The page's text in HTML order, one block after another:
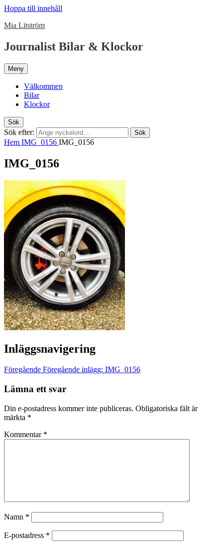
Hoppa till innehåll
Mia Litström
Journalist Bilar & Klockor
Meny
Välkommen
Bilar
Klockor
Sök
Sök efter: Sök
Hem IMG_0156 IMG_0156
IMG_0156
Inläggsnavigering
Föregående Föregående inlägg: IMG_0156
Lämna ett svar
Din e-postadress kommer inte publiceras. Obligatoriska fält är
märkta *
Kommentar *
Namn *
E-postadress *